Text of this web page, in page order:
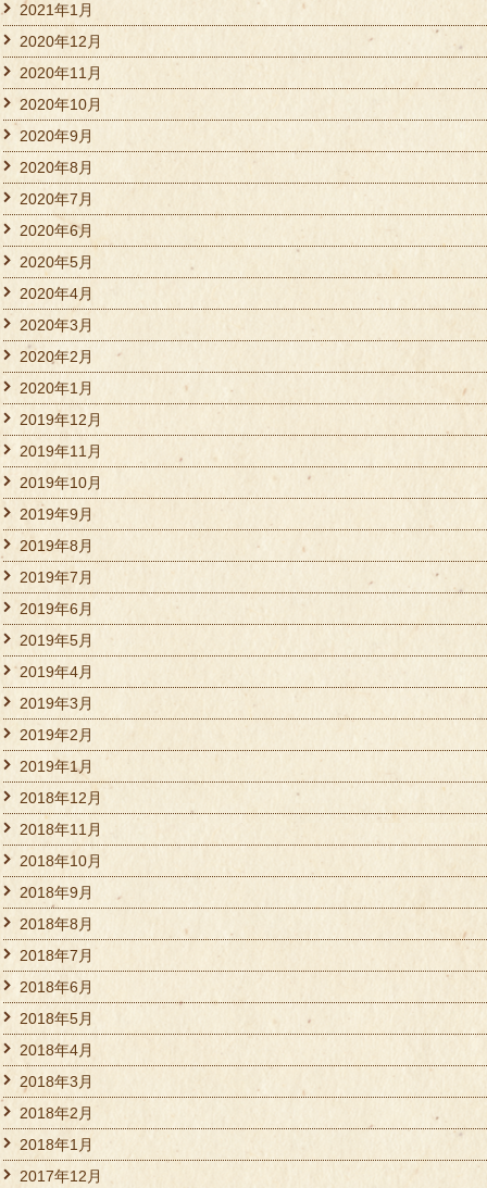
2021年1月
2020年12月
2020年11月
2020年10月
2020年9月
2020年8月
2020年7月
2020年6月
2020年5月
2020年4月
2020年3月
2020年2月
2020年1月
2019年12月
2019年11月
2019年10月
2019年9月
2019年8月
2019年7月
2019年6月
2019年5月
2019年4月
2019年3月
2019年2月
2019年1月
2018年12月
2018年11月
2018年10月
2018年9月
2018年8月
2018年7月
2018年6月
2018年5月
2018年4月
2018年3月
2018年2月
2018年1月
2017年12月